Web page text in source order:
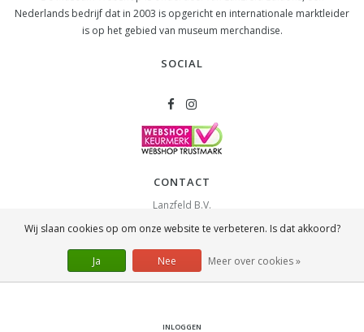
Nederlands bedrijf dat in 2003 is opgericht en internationale marktleider
is op het gebied van museum merchandise.
SOCIAL
CONTACT
Lanzfeld B.V.
Spiegelstraat 10
info@lanzfeld.nl
088 33 66 990
INLOGGEN
Wij slaan cookies op om onze website te verbeteren. Is dat akkoord?
Ja Nee Meer over cookies »